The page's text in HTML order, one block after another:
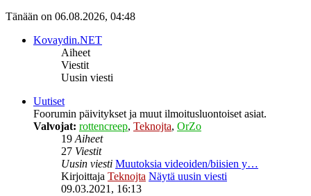
Tänään on 06.08.2026, 04:48
Kovaydin.NET
Aiheet
Viestit
Uusin viesti
Uutiset
Foorumin päivitykset ja muut ilmoitusluontoiset asiat.
Valvojat: rottencreep, Teknojta, OrZo
19Aiheet
27 Viestit
Uusin viesti Muutoksia videoiden/biisien y…
Kirjoittaja Teknojta Näytä uusin viesti
09.03.2021, 16:13